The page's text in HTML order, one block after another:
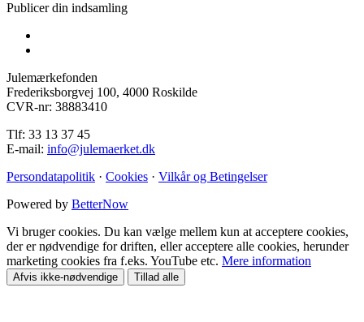
Publicer din indsamling
Julemærkefonden
Frederiksborgvej 100, 4000 Roskilde
CVR-nr: 38883410
Tlf: 33 13 37 45
E-mail: info@julemaerket.dk
Persondatapolitik · Cookies · Vilkår og Betingelser
Powered by BetterNow
Vi bruger cookies. Du kan vælge mellem kun at acceptere cookies,
der er nødvendige for driften, eller acceptere alle cookies, herunder
marketing cookies fra f.eks. YouTube etc. Mere information
Afvis ikke-nødvendige Tillad alle